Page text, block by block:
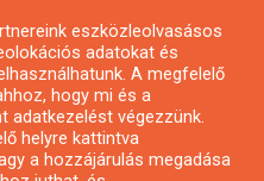
eszközleolvasásos
adatokat és
A megfelelő
hogy mi és a
adatkezelést végezzünk.
helyre kattintva
a hozzájárulás megadása